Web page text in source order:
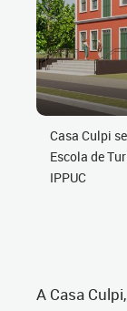
Casa Culpi
Escola de
IPPUC
A Casa